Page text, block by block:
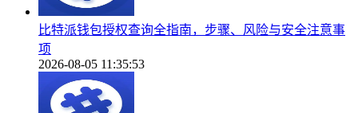
比特派钱包授权查询全指南，步骤、风险与安全注意事
项
2026-08-05 11:35:53